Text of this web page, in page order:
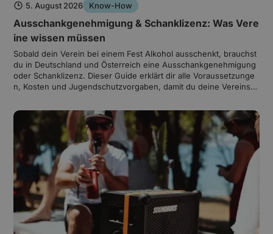
5. August 2026 Know-How
Ausschankgenehmigung & Schanklizenz: Was Vere
ine wissen müssen
Sobald dein Verein bei einem Fest Alkohol ausschenkt, brauchst
du in Deutschland und Österreich eine Ausschankgenehmigung
oder Schanklizenz. Dieser Guide erklärt dir alle Voraussetzunge
n, Kosten und Jugendschutzvorgaben, damit du deine Vereinsfe
umsetzen kannst.